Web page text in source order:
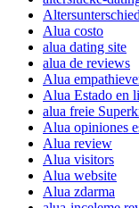
Alua costo
alua dating site
alua de reviews
Alua
Alua Estado en
alua freie
Alua opiniones
Alua review
Alua visitors
Alua website
Alua zdarma